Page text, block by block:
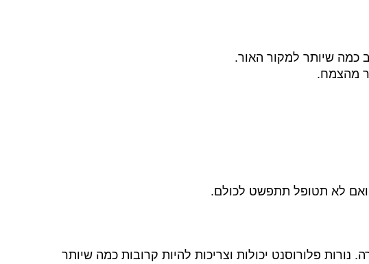
שיותר למקור האור.
ואם לא תטופל תתפשט לכולם.
פלורוסנט יכולות וצריכות להיות קרובות כמה שיותר